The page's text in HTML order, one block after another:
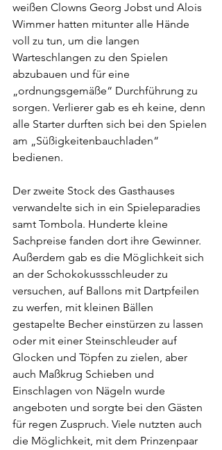
weißen Clowns Georg Jobst und Alois
Wimmer hatten mitunter alle Hände
voll zu tun, um die langen
Warteschlangen zu den Spielen
abzubauen und für eine
„ordnungsgemäße“ Durchführung zu
sorgen. Verlierer gab es eh keine, denn
alle Starter durften sich bei den Spielen
am „Süßigkeitenbauchladen“
bedienen.
Der zweite Stock des Gasthauses
verwandelte sich in ein Spieleparadies
samt Tombola. Hunderte kleine
Sachpreise fanden dort ihre Gewinner.
Außerdem gab es die Möglichkeit sich
an der Schokokussschleuder zu
versuchen, auf Ballons mit Dartpfeilen
zu werfen, mit kleinen Bällen
gestapelte Becher einstürzen zu lassen
oder mit einer Steinschleuder auf
Glocken und Töpfen zu zielen, aber
auch Maßkrug Schieben und
Einschlagen von Nägeln wurde
angeboten und sorgte bei den Gästen
für regen Zuspruch. Viele nutzten auch
die Möglichkeit, mit dem Prinzenpaar